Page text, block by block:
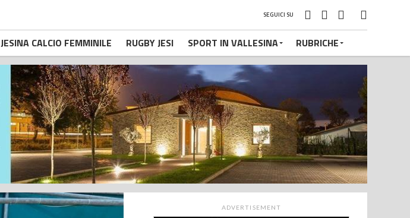
SEGUICI SU
JESINA CALCIO FEMMINILE RUGBY JESI SPORT IN VALLESINA RUBRICHE
ADVERTISEMENT